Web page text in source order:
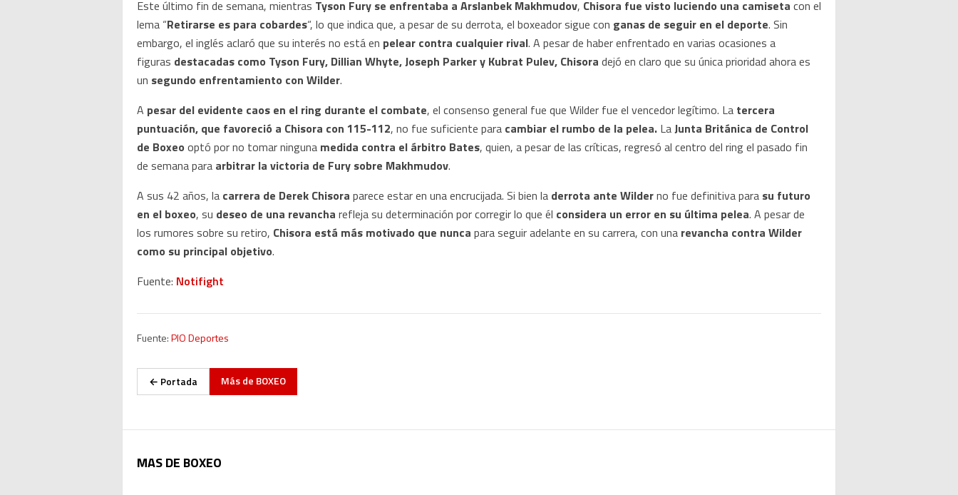
Este último fin de semana, mientras Tyson Fury se enfrentaba a Arslanbek Makhmudov, Chisora fue visto luciendo una camiseta con el
lema “Retirarse es para cobardes“, lo que indica que, a pesar de su derrota, el boxeador sigue con ganas de seguir en el deporte. Sin
embargo, el inglés aclaró que su interés no está en pelear contra cualquier rival. A pesar de haber enfrentado en varias ocasiones a
figuras destacadas como Tyson Fury, Dillian Whyte, Joseph Parker y Kubrat Pulev, Chisora dejó en claro que su única prioridad ahora es
un segundo enfrentamiento con Wilder.
A pesar del evidente caos en el ring durante el combate, el consenso general fue que Wilder fue el vencedor legítimo. La tercera
puntuación, que favoreció a Chisora con 115-112, no fue suficiente para cambiar el rumbo de la pelea. LaJunta Británica de Control
de Boxeo optó por no tomar ninguna medida contra el árbitro Bates, quien, a pesar de las críticas, regresó al centro del ring el pasado fin
de semana para arbitrar la victoria de Fury sobre Makhmudov.
A sus 42 años, la carrera de Derek Chisora parece estar en una encrucijada. Si bien la derrota ante Wilderno fue definitiva para su futuro
en el boxeo, su deseo de una revancha refleja su determinación por corregir lo que él considera un error en su última pelea. A pesar de
los rumores sobre su retiro, Chisora está más motivado que nunca para seguir adelante en su carrera, con una revancha contra Wilder
como su principal objetivo.
Fuente: Notifight
Fuente:PIO Deportes
← Portada Más de BOXEO
MAS DE BOXEO